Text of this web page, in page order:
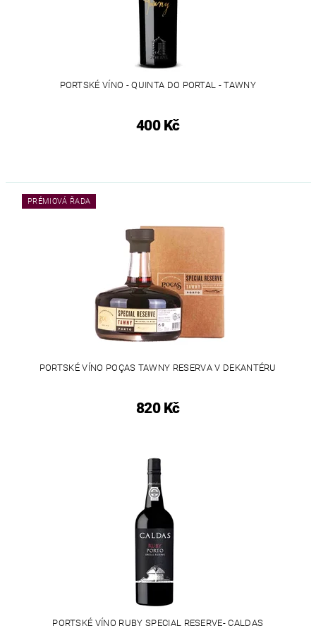
PORTSKÉ VÍNO - QUINTA DO PORTAL - TAWNY
400 Kč
PRÉMIOVÁ ŘADA
PORTSKÉ VÍNO POÇAS TAWNY RESERVA V DEKANTÉRU
820 Kč
PORTSKÉ VÍNO RUBY SPECIAL RESERVE- CALDAS